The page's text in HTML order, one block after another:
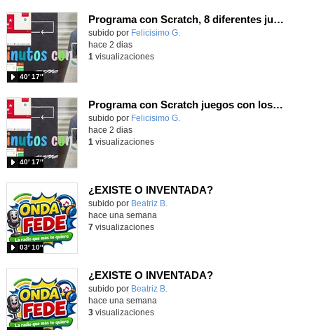
Programa con Scratch, 8 diferentes juegos para vivir la emoción de los partidos de España en el mundial 2026
Contenido educativo.
subido por Felicisimo G.
40′ 17″
hace 2 dias
1 visualizaciones
Programa con Scratch juegos con los partidos del mundial 2026 ganados por España
Contenido educativo.
subido por Felicisimo G.
40′ 17″
hace 2 dias
1 visualizaciones
¿EXISTE O INVENTADA?
Contenido educativo.
subido por Beatriz B.
03′ 10″
hace una semana
7visualizaciones
¿EXISTE O INVENTADA?
Contenido educativo.
subido por Beatriz B.
hace una semana
3visualizaciones